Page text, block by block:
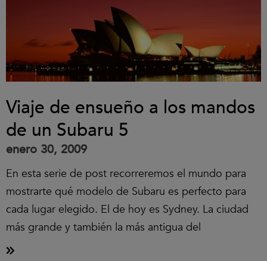
Viaje de ensueño a los mandos
de un Subaru 5
enero 30, 2009
En esta serie de post recorreremos el mundo para
mostrarte qué modelo de Subaru es perfecto para
cada lugar elegido. El de hoy es Sydney. La ciudad
más grande y también la más antigua del